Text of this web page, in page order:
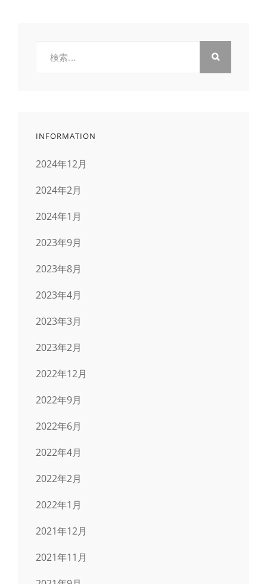
INFORMATION
2024年12月
2024年2月
2024年1月
2023年9月
2023年8月
2023年4月
2023年3月
2023年2月
2022年12月
2022年9月
2022年6月
2022年4月
2022年2月
2022年1月
2021年12月
2021年11月